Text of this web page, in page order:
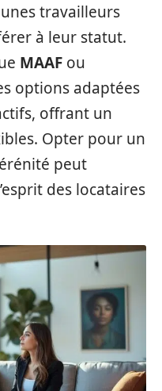
travailleurs
à leur statut.
MAAF ou
options adaptées
offrant un
Opter pour un
peut
des locataires